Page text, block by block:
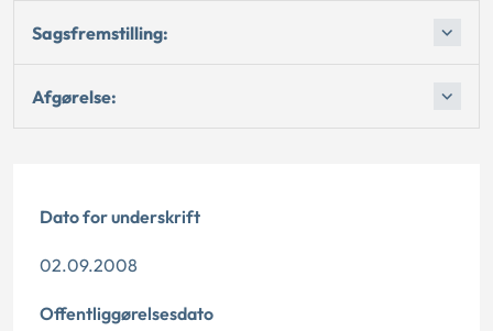
Sagsfremstilling:
Afgørelse:
Dato for underskrift
02.09.2008
Offentliggørelsesdato